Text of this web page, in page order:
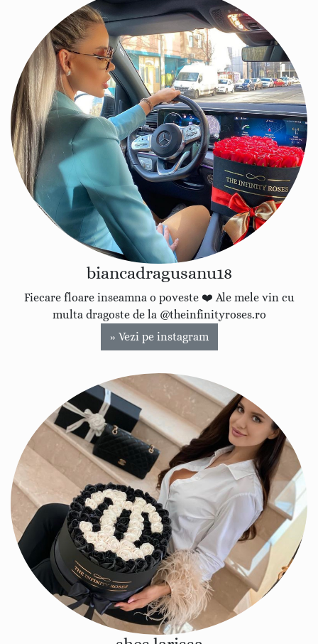
biancadragusanu18
Fiecare floare inseamna o poveste ❤️ Ale mele vin cu
multa dragoste de la @theinfinityroses.ro
» Vezi pe instagram